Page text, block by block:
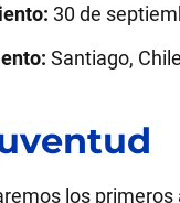
30 de
Santiago, Chile
los primeros